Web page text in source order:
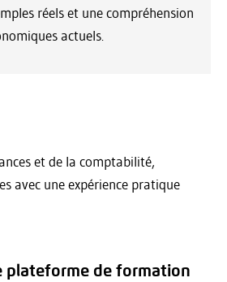
réels et une compréhension
actuels.
et de la comptabilité,
avec une expérience pratique
plateforme de formation